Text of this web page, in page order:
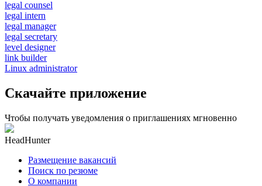
legal counsel
legal intern
legal manager
legal secretary
level designer
link builder
Linux administrator
Скачайте приложение
Чтобы получать уведомления о приглашениях мгновенно
HeadHunter
Размещение вакансий
Поиск по резюме
О компании